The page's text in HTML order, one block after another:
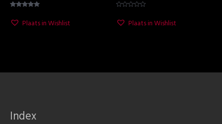
5.00
uit 5
Plaats in Wishlist
uit
Plaats in Wishlist
Index